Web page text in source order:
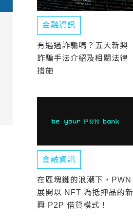
金融資訊
有遇過詐騙嗎？五大新興
詐騙手法介紹及相關法律
措施
金融資訊
在區塊鏈的浪潮下，PWN
展開以 NFT 為抵押品的新
興 P2P 借貸模式！